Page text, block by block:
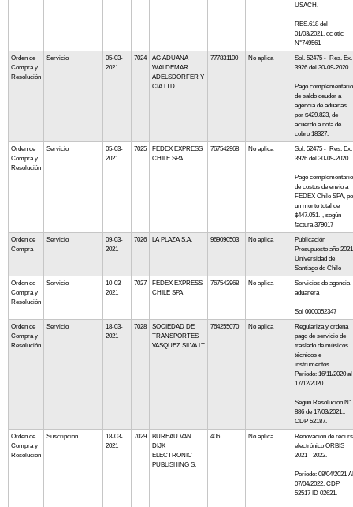
USACH.
RES.618 del
01/03/2021, oc otic
N°749561
Orden de
Compra y
Resolución
Servicio
05-03-
2021
7024
AG ADUANA
WALDEMAR
ADELSDORFER Y
CIA LTD
777831100 No aplica
Sol. 52475 - Res. Ex.
3926 del 30-09-2020
Pago complementario
de saldo deudor a
agencia de aduanas
por $429.823, de
acuerdo a nota de
cobro 18327.
Orden de
Compra y
Resolución
Servicio
05-03-
2021
7025
FEDEX EXPRESS
CHILE SPA
767542968 No aplica
Sol. 52475 - Res. Ex.
3926 del 30-09-2020
Pago complementario
de costos de envío a
FEDEX Chile SPA,
un monto total de
$447.051.-, según
factura 379017
Orden de
Compra
Servicio
09-03-
2021
7026 LA PLAZA S.A. 969090503 No aplica
Publicación
Presupuesto año 2021
Universidad de
Santiago de Chile
Orden de
Compra y
Resolución
Servicio
10-03-
2021
7027
FEDEX EXPRESS
CHILE SPA
767542968 No aplica
Servicios de agencia
aduanera
Sol 0000052347
Orden de
Compra y
Resolución
Servicio
18-03-
2021
7028
SOCIEDAD DE
TRANSPORTES
VASQUEZ SILVA LT
764255070 No aplica
Regulariza y ordena
pago de servicio de
traslado de músicos
técnicos e
instrumentos.
Período: 16/11/2020 al
17/12/2020.
Según Resolución N°
886 de 17/03/2021..
CDP 52187.
Orden de
Compra y
Resolución
Suscripción
18-03-
2021
7029
BUREAU VAN
DIJK
ELECTRONIC
PUBLISHING S.
406 No aplica
Renovación de
electrónico ORBIS
2021 - 2022.
Período: 08/04/2021
07/04/2022. CDP
52517 ID 02621.